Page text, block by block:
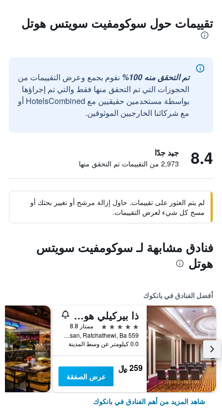
تقييمات حول سوكومفيت سويتس هوتل
تم التحقق منه 100%
نقوم بجمع وعرض التقييمات من
الحجوزات التي تم التحقق منها فقط والتي تم إجراؤها
بواسطة مستخدمين حقيقيين مع HotelsCombined أو
مع شركائنا الخارجيين الموثوقين.
8.4 جيد جدًا
2,973 من التقييمات تم التحقق منها
لم يتم العثور على تقييمات. حاول إزالة مرشح أو تغيير بحثك أو
مسح كل شيء لعرض التقييمات.
فنادق مشابهة لـ سوكومفيت سويتس
هوتل
أفضل الفنادق في بانكوك
ذا بيركيلي هوتل براتونام
5 نجوم
ممتاز 8.8
559 Ratcharaprarop Rd., Makkasan, Ratchathewi, Ba, بانكوك, تايلاند
0.0 كيلومتر عن وسط المدينة
259 ﷼
عرض الصفقة
شاهد المزيد من أهم الفنادق في بانكوك